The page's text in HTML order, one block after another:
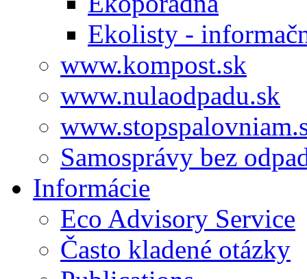
Ekolisty -
www.kompost.sk
www.nulaodpadu.sk
Samosprávy bez
Informácie
Eco Advisory Service
Často kladené otázky